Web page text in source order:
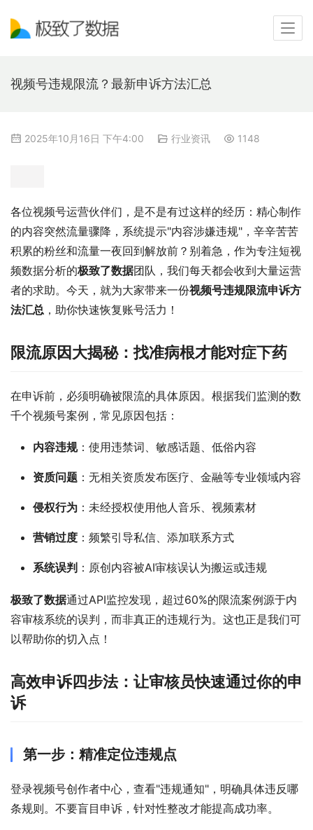
视频号违规限流？最新申诉方法汇总
2025年10月16日 下午4:00 行业资讯 1148
各位视频号运营伙伴们，是不是有过这样的经历：精心制作
的内容突然流量骤降，系统提示"内容涉嫌违规"，辛辛苦苦
积累的粉丝和流量一夜回到解放前？别着急，作为专注短视
频数据分析的极致了数据团队，我们每天都会收到大量运营
者的求助。今天，就为大家带来一份视频号违规限流申诉方
法汇总 ，助你快速恢复账号活力！
限流原因大揭秘：找准病根才能对症下药
在申诉前，必须明确被限流的具体原因。根据我们监测的数
千个视频号案例，常见原因包括：
内容违规：使用违禁词、敏感话题、低俗内容
资质问题 ：无相关资质发布医疗、金融等专业领域内容
侵权行为 ：未经授权使用他人音乐、视频素材
营销过度 ：频繁引导私信、添加联系方式
系统误判 ：原创内容被AI审核误认为搬运或违规
极致了数据通过API监控发现，超过60%的限流案例源于内
容审核系统的误判，而非真正的违规行为。这也正是我们可
以帮助你的切入点！
高效申诉四步法：让审核员快速通过你的申
诉
第一步：精准定位违规点
登录视频号创作者中心，查看"违规通知"，明确具体违反哪
条规则。不要盲目申诉，针对性整改才能提高成功率。